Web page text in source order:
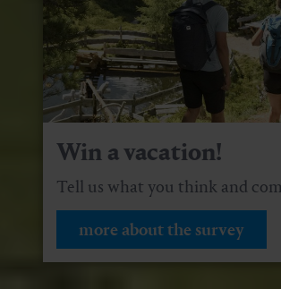
Win a vacation!
Tell us what you think and
more about the survey